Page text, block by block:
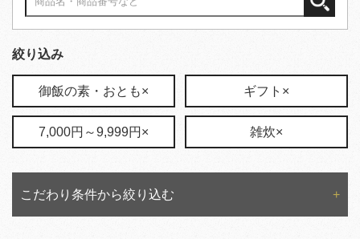
絞り込み
御飯の素・おとも× ギフト×
7,000円～9,999円× 雑炊×
こだわり条件から絞り込む